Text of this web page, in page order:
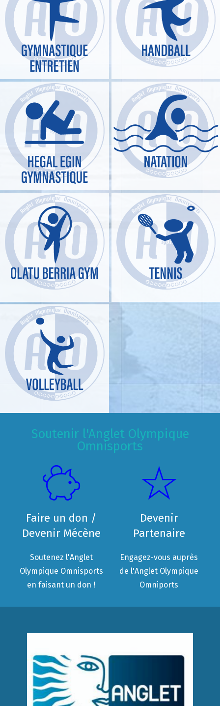
Soutenir l'Anglet Olympique
Omnisports
Faire un don /
Devenir Mécène
Soutenez l'Anglet
Olympique Omnisports
en faisant un don !
Devenir
Partenaire
Engagez-vous auprès
de l'Anglet Olympique
Omniports